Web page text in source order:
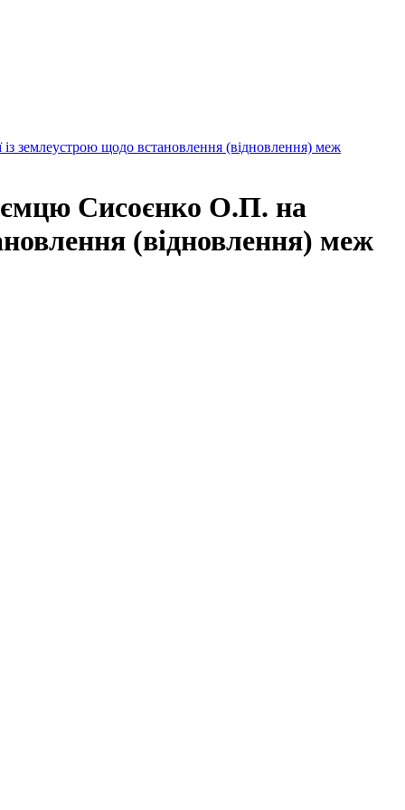
землеустрою щодо встановлення (відновлення) меж
Сисоєнко О.П. на
(відновлення) меж